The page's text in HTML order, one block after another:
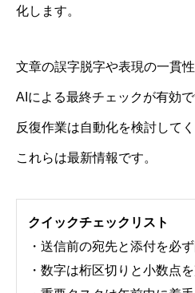
化します。
文章の誤字脱字や表現の一貫
AIによる最終チェックが有効で
反復作業は自動化を検討してく
これらは最新情報です。
クイックチェックリスト
・送信前の宛先と添付を必
・数字は桁区切りと小数点